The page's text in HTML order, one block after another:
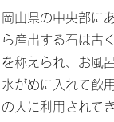
岡山県の中央部に
ら産出する石は古
を称えられ、お風
水がめに入れて飲
の人に利用されて